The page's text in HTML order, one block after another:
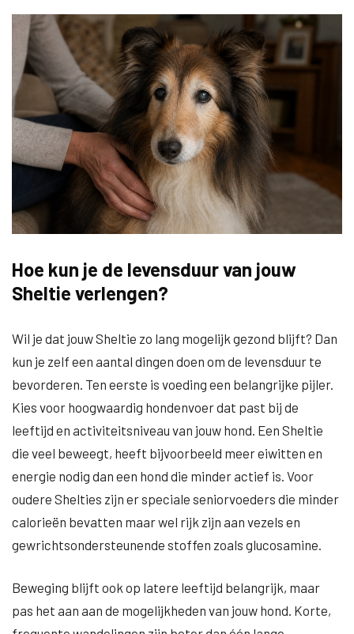
Hoe kun je de levensduur van jouw
Sheltie verlengen?
Wil je dat jouw Sheltie zo lang mogelijk gezond blijft? Dan
kun je zelf een aantal dingen doen om de levensduur te
bevorderen. Ten eerste is voeding een belangrijke pijler.
Kies voor hoogwaardig hondenvoer dat past bij de
leeftijd en activiteitsniveau van jouw hond. Een Sheltie
die veel beweegt, heeft bijvoorbeeld meer eiwitten en
energie nodig dan een hond die minder actief is. Voor
oudere Shelties zijn er speciale seniorvoeders die minder
calorieën bevatten maar wel rijk zijn aan vezels en
gewrichtsondersteunende stoffen zoals glucosamine.
Beweging blijft ook op latere leeftijd belangrijk, maar
pas het aan aan de mogelijkheden van jouw hond. Korte,